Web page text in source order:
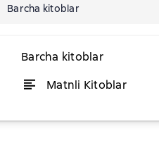
Barcha kitoblar
Barcha kitoblar
Matnli Kitoblar
(Переводчик)
dan 105